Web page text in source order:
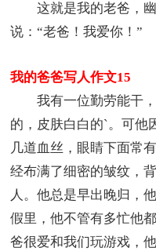
这就是我的老爸，幽
说：“老爸！我爱你！”
我的爸爸写人作文15
我有一位勤劳能干，
的，皮肤白白的`。可他
几道血丝，眼睛下面常
经布满了细密的皱纹，
人。他总是早出晚归，
假里，他不管有多忙他
爸很爱和我们玩游戏，